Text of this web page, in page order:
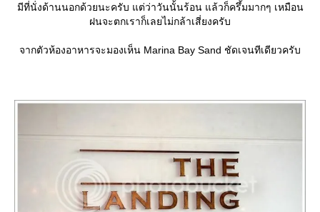
มีที่นั่งด้านนอกด้วยนะครับ แต่ว่าวันนั้นร้อน แล้วก็ครึ้มมากๆ เหมือน
ฝนจะตกเราก็เลยไม่กล้าเสี่ยงครับ
จากตัวห้องอาหารจะมองเห็น Marina Bay Sand ชัดเจนทีเดียวครับ